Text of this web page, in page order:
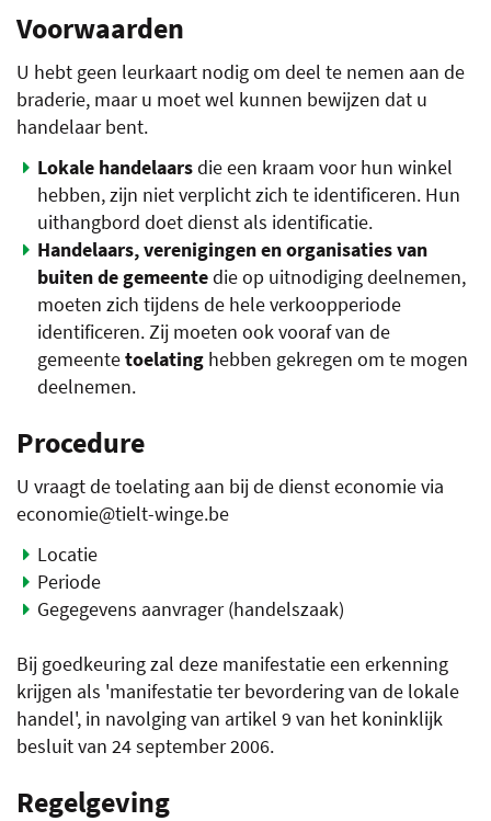
Voorwaarden
U hebt geen leurkaart nodig om deel te nemen aan de
braderie, maar u moet wel kunnen bewijzen dat u
handelaar bent.
Lokale handelaarsdie een kraam voor hun winkel
hebben, zijn niet verplicht zich te identificeren. Hun
uithangbord doet dienst als identificatie.
Handelaars, verenigingen en organisaties van
buiten de gemeentedie op uitnodiging deelnemen,
moeten zich tijdens de hele verkoopperiode
identificeren. Zij moeten ook vooraf van de
gemeentetoelating hebben gekregen om te mogen
deelnemen.
Procedure
U vraagt de toelating aan bij de dienst economie via
economie@tielt-winge.be
Locatie
Periode
Gegegevens aanvrager (handelszaak)
Bij goedkeuring zal deze manifestatie een erkenning
krijgen als 'manifestatie ter bevordering van de lokale
handel', in navolging van artikel 9 van het koninklijk
besluit van 24 september 2006.
Regelgeving